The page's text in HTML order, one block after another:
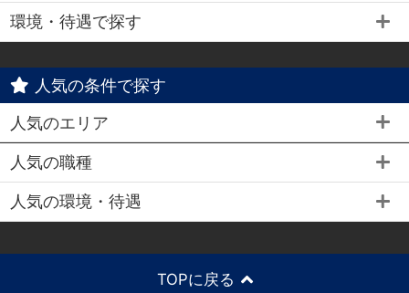
環境・待遇で探す
人気の条件で探す
人気のエリア
人気の職種
人気の環境・待遇
TOPに戻る